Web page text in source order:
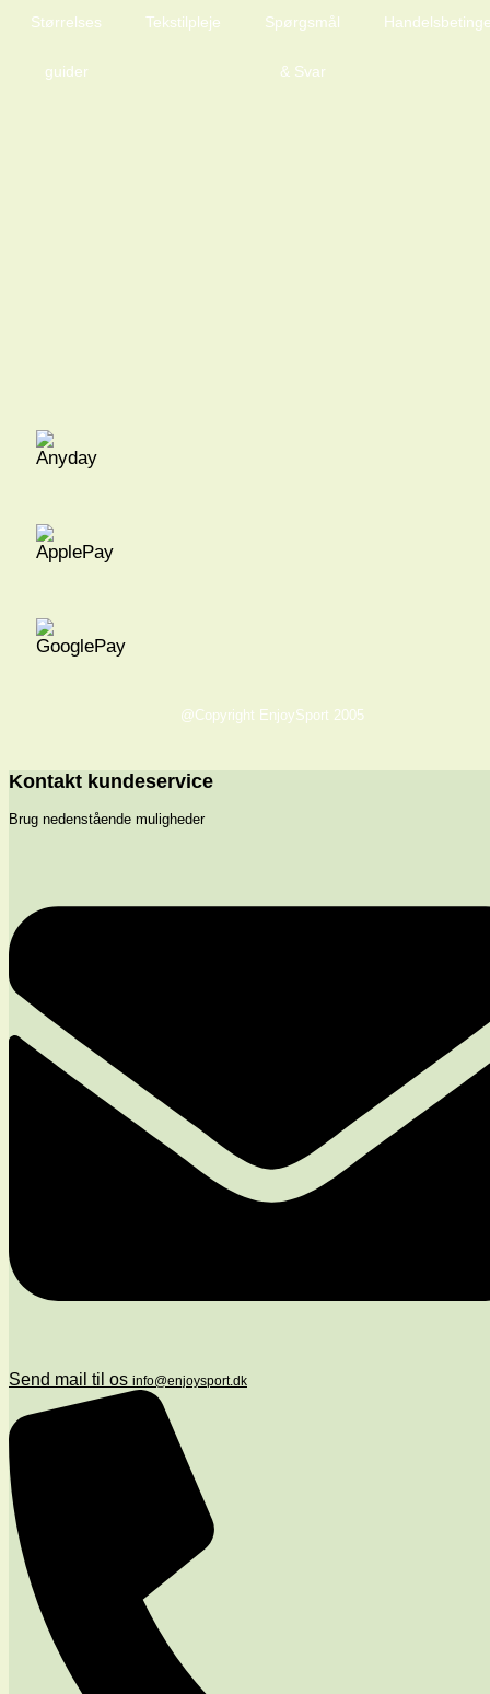
Størrelses
guider
Tekstilpleje Spørgsmål
& Svar
@Copyright EnjoySport 2005
Kontakt kundeservice
Brug nedenstående muligheder
Send mail til os info@enjoysport.dk